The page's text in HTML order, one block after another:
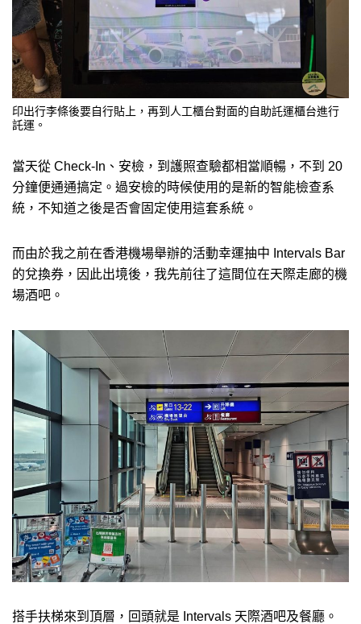
印出行李條後要自行貼上，再到人工櫃台對面的自助託運櫃台進行
託運。
當天從 Check-In、安檢，到護照查驗都相當順暢，不到 20
分鐘便通通搞定。過安檢的時候使用的是新的智能檢查系
統，不知道之後是否會固定使用這套系統。
而由於我之前在香港機場舉辦的活動幸運抽中 Intervals Bar
的兌換券，因此出境後，我先前往了這間位在天際走廊的機
場酒吧。
搭手扶梯來到頂層，回頭就是 Intervals 天際酒吧及餐廳。